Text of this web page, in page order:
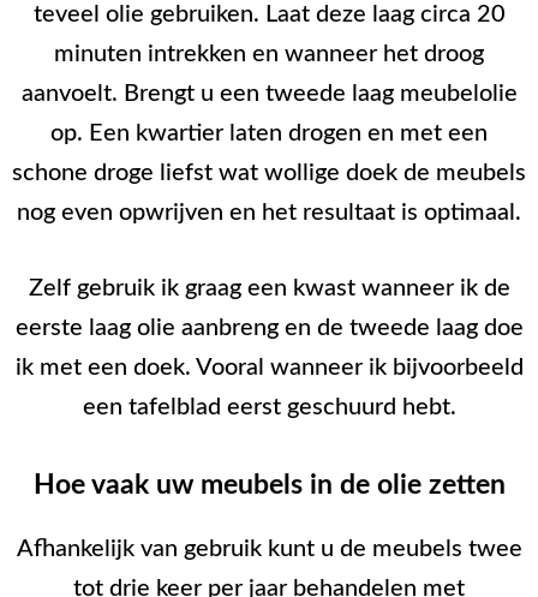
teveel olie gebruiken. Laat deze laag circa 20
minuten intrekken en wanneer het droog
aanvoelt. Brengt u een tweede laag meubelolie
op. Een kwartier laten drogen en met een
schone droge liefst wat wollige doek de meubels
nog even opwrijven en het resultaat is optimaal.
Zelf gebruik ik graag een kwast wanneer ik de
eerste laag olie aanbreng en de tweede laag doe
ik met een doek. Vooral wanneer ik bijvoorbeeld
een tafelblad eerst geschuurd hebt.
Hoe vaak uw meubels in de olie zetten
Afhankelijk van gebruik kunt u de meubels twee
tot drie keer per jaar behandelen met